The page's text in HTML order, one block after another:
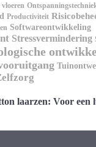
Productiviteit
Softwareontwikkeling
Stressvermindering
laarzen: Voor een